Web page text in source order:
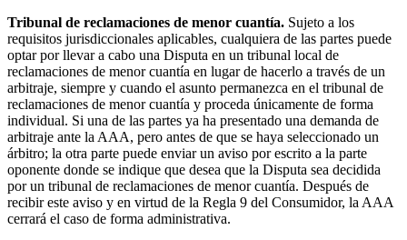
Tribunal de reclamaciones de menor cuantía. Sujeto a los
requisitos jurisdiccionales aplicables, cualquiera de las partes puede
optar por llevar a cabo una Disputa en un tribunal local de
reclamaciones de menor cuantía en lugar de hacerlo a través de un
arbitraje, siempre y cuando el asunto permanezca en el tribunal de
reclamaciones de menor cuantía y proceda únicamente de forma
individual. Si una de las partes ya ha presentado una demanda de
arbitraje ante la AAA, pero antes de que se haya seleccionado un
árbitro; la otra parte puede enviar un aviso por escrito a la parte
oponente donde se indique que desea que la Disputa sea decidida
por un tribunal de reclamaciones de menor cuantía. Después de
recibir este aviso y en virtud de la Regla 9 del Consumidor, la AAA
cerrará el caso de forma administrativa.